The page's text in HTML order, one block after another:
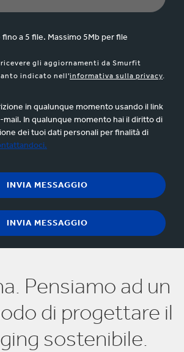
fino a 5 file. Massimo 5Mb per file
gli aggiornamenti da Smurfit
indicato nell'informativa sulla privacy.
in qualunque momento usando il link
In qualunque momento hai il diritto di
dei tuoi dati personali per finalità di
Pensiamo ad un
di progettare il
sostenibile.